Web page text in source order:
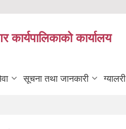
कार्यपालिकाको कार्यालय
सूचना तथा जानकारी ग्यालरी